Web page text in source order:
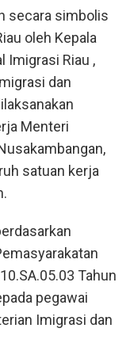
secara simbolis
oleh Kepala
Imigrasi Riau ,
dan
Menteri
satuan kerja
Tahun
pegawai
Imigrasi dan